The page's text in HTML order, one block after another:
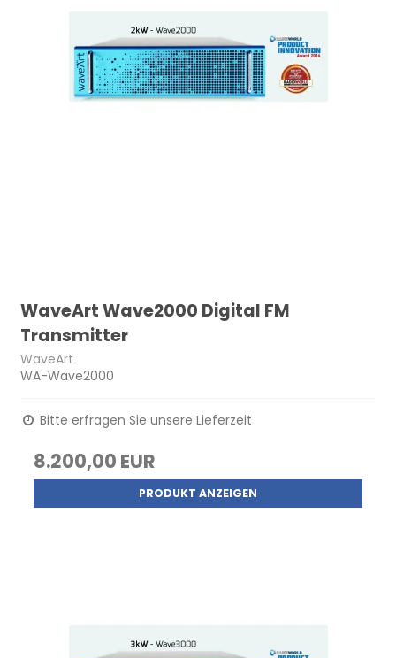
WaveArt Wave2000 Digital FM
Transmitter
WaveArt
WA-Wave2000
Bitte erfragen Sie unsere Lieferzeit
8.200,00 EUR
PRODUKT ANZEIGEN